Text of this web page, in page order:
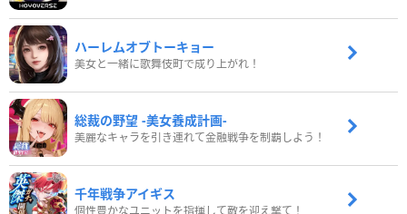
ハーレムオブトーキョー
美女と一緒に歌舞伎町で成り上がれ！
総裁の野望 -美女養成計画-
美麗なキャラを引き連れて金融戦争を制覇しよう！
千年戦争アイギス